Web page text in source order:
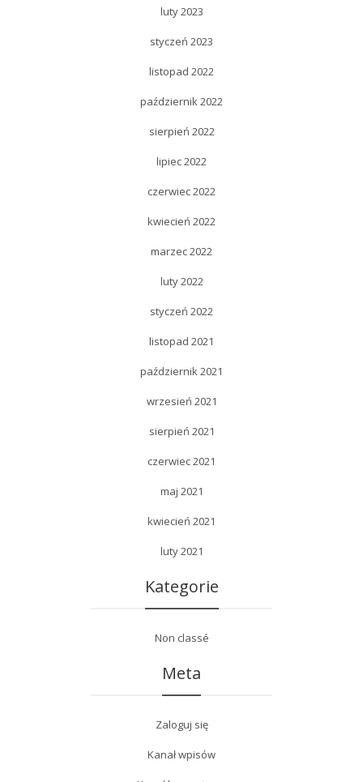
luty 2023
styczeń 2023
listopad 2022
październik 2022
sierpień 2022
lipiec 2022
czerwiec 2022
kwiecień 2022
marzec 2022
luty 2022
styczeń 2022
listopad 2021
październik 2021
wrzesień 2021
sierpień 2021
czerwiec 2021
maj 2021
kwiecień 2021
luty 2021
Kategorie
Non classé
Meta
Zaloguj się
Kanał wpisów